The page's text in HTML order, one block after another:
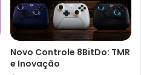
Novo Controle 8BitDo: TMR
e Inovação